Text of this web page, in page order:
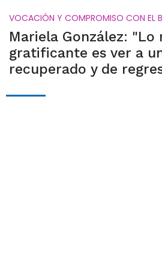
VOCACIÓN Y COMPROMISO CON EL
Mariela González: "Lo
gratificante es ver a
recuperado y de